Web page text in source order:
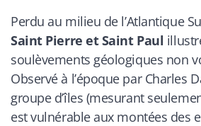
Perdu au milieu de l’Atlantique
Saint Pierre et Saint Paul
soulèvements géologiques non
Observé à l’époque par Charles
groupe d’îles (mesurant
est vulnérable aux montées des